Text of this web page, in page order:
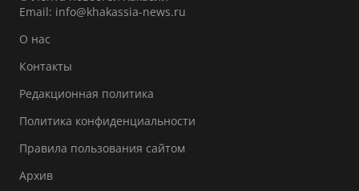
Email: info@khakassia-news.ru
О нас
Контакты
Редакционная политика
Политика конфиденциальности
Правила пользования сайтом
Архив